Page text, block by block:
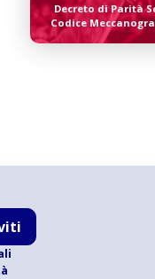
Decreto di Parità
Codice